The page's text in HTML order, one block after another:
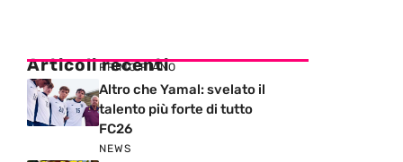
Articoli recenti
PRIMO PIANO
Altro che Yamal: svelato il
talento più forte di tutto
FC26
NEWS